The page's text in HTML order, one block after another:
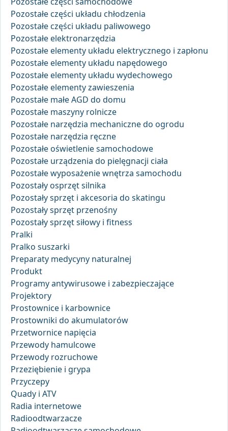
Pozostałe części układu chłodzenia
Pozostałe części układu paliwowego
Pozostałe elektronarzędzia
Pozostałe elementy układu elektrycznego i zapłonu
Pozostałe elementy układu napędowego
Pozostałe elementy układu wydechowego
Pozostałe elementy zawieszenia
Pozostałe małe AGD do domu
Pozostałe maszyny rolnicze
Pozostałe narzędzia mechaniczne do ogrodu
Pozostałe narzędzia ręczne
Pozostałe oświetlenie samochodowe
Pozostałe urządzenia do pielęgnacji ciała
Pozostałe wyposażenie wnętrza samochodu
Pozostały osprzęt silnika
Pozostały sprzęt i akcesoria do skatingu
Pozostały sprzęt przenośny
Pozostały sprzęt siłowy i fitness
Pralki
Pralko suszarki
Preparaty medycyny naturalnej
Produkt
Programy antywirusowe i zabezpieczające
Projektory
Prostownice i karbownice
Prostowniki do akumulatorów
Przetwornice napięcia
Przewody hamulcowe
Przewody rozruchowe
Przeziębienie i grypa
Przyczepy
Quady i ATV
Radia internetowe
Radioodtwarzacze